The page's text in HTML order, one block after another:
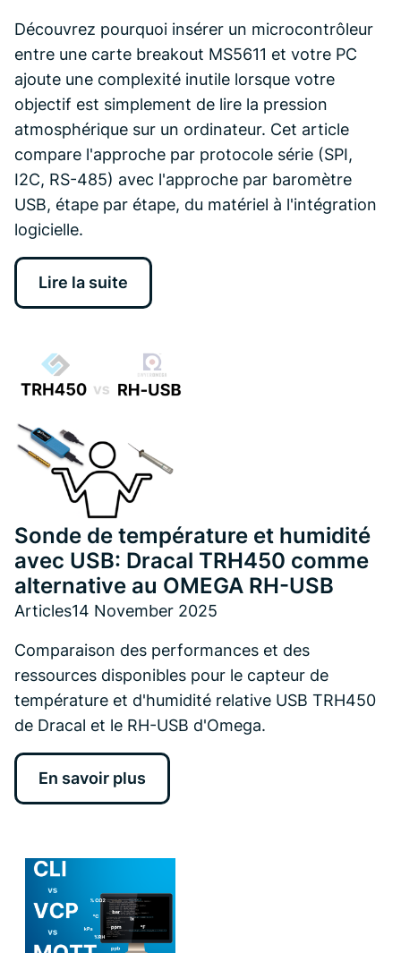
Découvrez pourquoi insérer un microcontrôleur
entre une carte breakout MS5611 et votre PC
ajoute une complexité inutile lorsque votre
objectif est simplement de lire la pression
atmosphérique sur un ordinateur. Cet article
compare l'approche par protocole série (SPI,
I2C, RS-485) avec l'approche par baromètre
USB, étape par étape, du matériel à l'intégration
logicielle.
Lire la suite
Sonde de température et humidité
avec USB: Dracal TRH450 comme
alternative au OMEGA RH-USB
Articles14 November 2025
Comparaison des performances et des
ressources disponibles pour le capteur de
température et d'humidité relative USB TRH450
de Dracal et le RH-USB d'Omega.
En savoir plus